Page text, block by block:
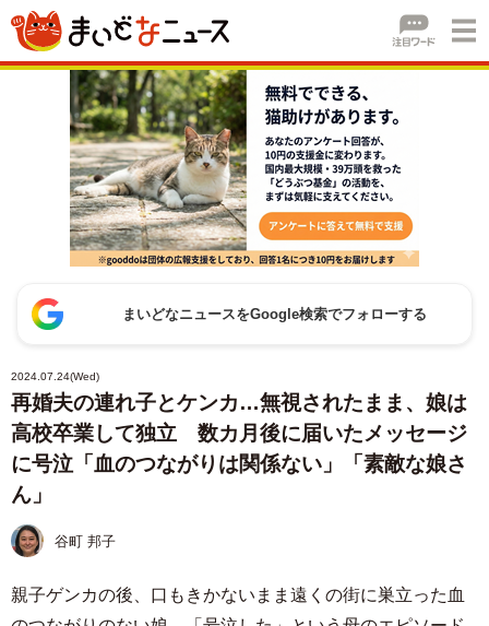
まいどなニュースをGoogle検索でフォローする
2024.07.24(Wed)
再婚夫の連れ子とケンカ…無視されたまま、娘は
高校卒業して独立 数カ月後に届いたメッセージ
に号泣「血のつながりは関係ない」「素敵な娘さ
ん」
谷町 邦子
親子ゲンカの後、口もきかないまま遠くの街に巣立った血